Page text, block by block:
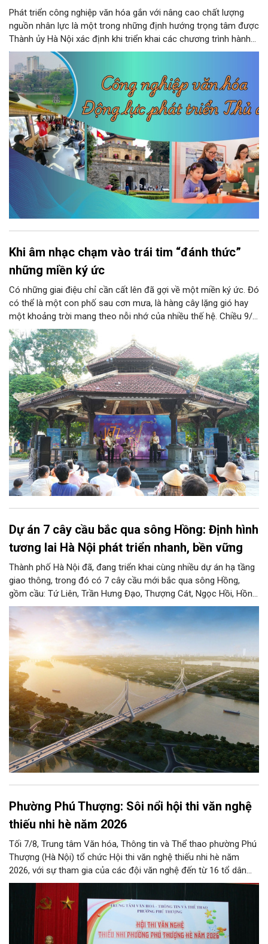
Phát triển công nghiệp văn hóa gắn với nâng cao chất lượng
nguồn nhân lực là một trong những định hướng trọng tâm được
Thành ủy Hà Nội xác định khi triển khai các chương trình hành
động thực hiện các nghị quyết của Bộ Chính trị về giáo dục -
đào tạo, y tế và văn hóa. Theo kết luận của đồng chí Nguyễn
Văn Phong, Phó Bí thư Thành ủy, nhiều nhiệm vụ, giải pháp đồng
bộ đã được đặt ra nhằm phát huy nguồn lực con người, khơi
dậy sức mạnh văn hóa và tạo nền tảng cho sự phát triển bền
vững của Thủ đô.
Khi âm nhạc chạm vào trái tim “đánh thức”
những miền ký ức
Có những giai điệu chỉ cần cất lên đã gợi về một miền ký ức. Đó
có thể là một con phố sau cơn mưa, là hàng cây lặng gió hay
một khoảng trời mang theo nỗi nhớ của nhiều thế hệ. Chiều 9/8,
tại Nhà Bát Giác - Vườn hoa Lý Thái Tổ, chương trình “Âm nhạc
cuối tuần” sẽ mở ra một không gian như thế, nơi mỗi tác phẩm
trở thành một lát cắt tinh tế về vẻ đẹp của con người và đời
sống.
Dự án 7 cây cầu bắc qua sông Hồng: Định hình
tương lai Hà Nội phát triển nhanh, bền vững
Thành phố Hà Nội đã, đang triển khai cùng nhiều dự án hạ tầng
giao thông, trong đó có 7 cây cầu mới bắc qua sông Hồng,
gồm cầu: Tứ Liên, Trần Hưng Đạo, Thượng Cát, Ngọc Hồi, Hồng
Hà, Mễ Sở và Vân Phúc. 7 cây cầu này vừa giải bài toán hạ tầng
giao thông Thủ đô, vừa thể hiện tầm nhìn chiến lược và cuộc
cách mạng không gian để định hình tương lai phát triển bền
vững Thủ đô trong kỷ nguyên mới.
Phường Phú Thượng: Sôi nổi hội thi văn nghệ
thiếu nhi hè năm 2026
Tối 7/8, Trung tâm Văn hóa, Thông tin và Thể thao phường Phú
Thượng (Hà Nội) tổ chức Hội thi văn nghệ thiếu nhi hè năm
2026, với sự tham gia của các đội văn nghệ đến từ 16 tổ dân
phố trên địa bàn.